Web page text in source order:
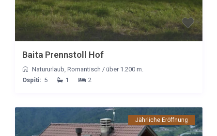
Baita Prennstoll Hof
Natururlaub Romantisch / über 1.200 m.
Ospiti: 5 1 2
Jährliche Eröffnung